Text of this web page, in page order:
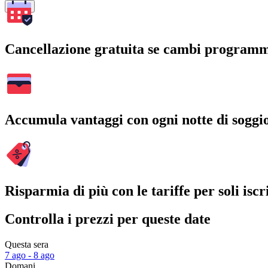
Cerca
Cancellazione gratuita se cambi
Accumula vantaggi con ogni notte di
Risparmia di più con le tariffe per soli
Controlla i prezzi per queste date
Questa sera
7 ago - 8 ago